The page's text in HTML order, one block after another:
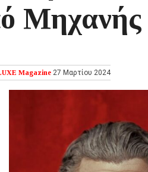
Μηχανής
Magazine 27 Μαρτίου 2024